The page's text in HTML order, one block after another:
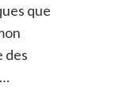
que
des